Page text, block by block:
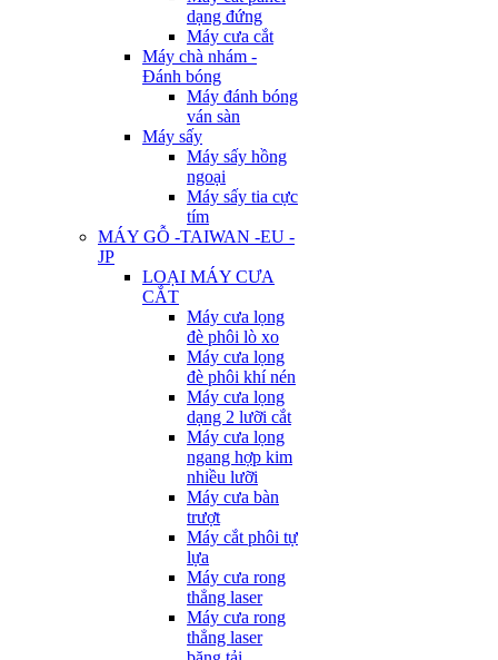
dạng đứng
Máy cưa cắt
Máy chà nhám -
Đánh bóng
Máy đánh bóng
ván sàn
Máy sấy
Máy sấy hồng
ngoại
Máy sấy tia cực
tím
MÁY GỖ -TAIWAN -EU -
JP
LOẠI MÁY CƯA
CẮT
Máy cưa lọng
đè phôi lò xo
Máy cưa lọng
đè phôi khí nén
Máy cưa lọng
dạng 2 lưỡi cắt
Máy cưa lọng
ngang hợp kim
nhiều lưỡi
Máy cưa bàn
trượt
Máy cắt phôi tự
lựa
Máy cưa rong
thẳng laser
Máy cưa rong
thẳng laser